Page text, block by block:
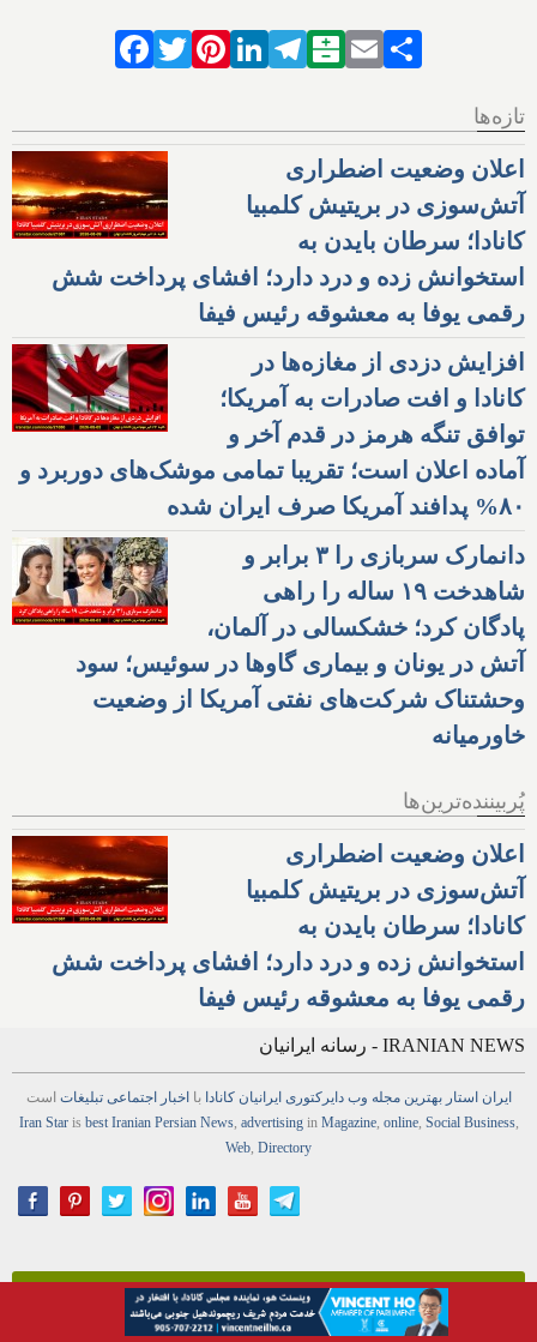
Facebook
TwitterPinterestLinkedIn
Telegram
Balatarin
Email
تازه‌ها
اعلان وضعیت اضطراری
آتش‌سوزی در بریتیش کلمبیا
کانادا؛ سرطان بایدن به
استخوانش زده و درد دارد؛ افشای پرداخت شش
رقمی یوفا به معشوقه رئیس فیفا
افزایش دزدی از مغازه‌ها در
کانادا و افت صادرات به آمریکا؛
توافق تنگه هرمز در قدم آخر و
آماده اعلان است؛ تقریبا تمامی موشک‌های دوربرد و
۸۰% پدافند آمریکا صرف ایران شده
دانمارک سربازی را ۳ برابر و
شاهدخت ۱۹ ساله را راهی
پادگان کرد؛ خشکسالی در آلمان،
آتش در یونان و بیماری گاوها در سوئیس؛ سود
وحشتناک شرکت‌های نفتی آمریکا از وضعیت
خاورمیانه
پُربیننده‌ترین‌ها
اعلان وضعیت اضطراری
آتش‌سوزی در بریتیش کلمبیا
کانادا؛ سرطان بایدن به
استخوانش زده و درد دارد؛ افشای پرداخت شش
رقمی یوفا به معشوقه رئیس فیفا
IRANIAN NEWS - رسانه ایرانیان
ایران استار بهترین مجله وب دایرکتوری ایرانیان کانادا بااخبار اجتماعی تبلیغات است
Iran Staris best Iranian Persian News, advertisingin Magazine, online, Social Business,
Web Directory
روزنامهمعتبر، متنوع، حرفه‌ای، بدون گرایش